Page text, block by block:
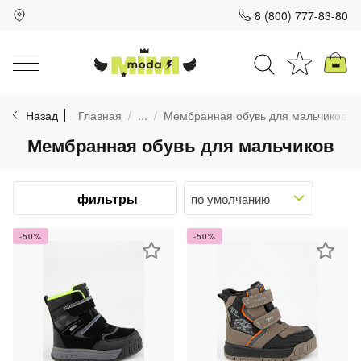
8 (800) 777-83-80
Назад Главная ... Мембранная обувь для мальчиков
Мембранная обувь для мальчиков
фильтры
-50% -50%
Для клиентов всех банков
Разбейте
оплатуна части
без переплат
График платежей
Сегодня